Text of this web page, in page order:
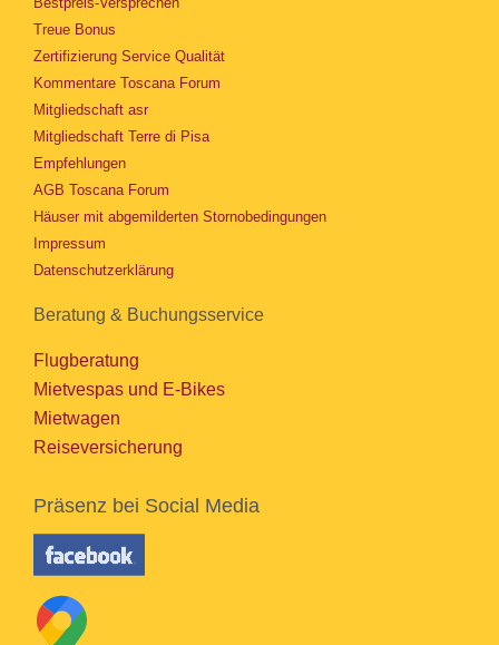
Treue Bonus
Zertifizierung Service Qualität
Kommentare Toscana Forum
Mitgliedschaft asr
Mitgliedschaft Terre di Pisa
Empfehlungen
AGB Toscana Forum
Häuser mit abgemilderten Stornobedingungen
Impressum
Datenschutzerklärung
Beratung & Buchungsservice
Flugberatung
Mietvespas und E-Bikes
Mietwagen
Reiseversicherung
Präsenz bei Social Media